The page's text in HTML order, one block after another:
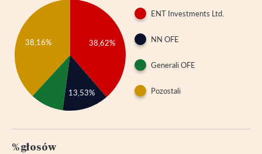
38,62%
38,16%
13,53%
ENT Investments Ltd.
NN OFE
Generali OFE
Pozostali
% głosów